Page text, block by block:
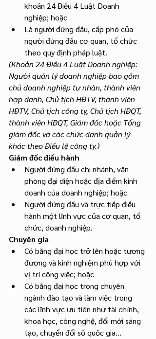
khoản 24 Điều 4 Luật Doanh
nghiệp; hoặc
Là người đứng đầu, cấp phó của
người đứng đầu cơ quan, tổ chức
theo quy định pháp luật.
(Khoản 24 Điều 4 Luật Doanh nghiệp:
Người quản lý doanh nghiệp bao gồm
chủ doanh nghiệp tư nhân, thành viên
hợp danh, Chủ tịch HĐTV, thành viên
HĐTV, Chủ tịch công ty, Chủ tịch HĐQT,
thành viên HĐQT, Giám đốc hoặc Tổng
giám đốc và các chức danh quản lý
khác theo Điều lệ công ty.)
Giám đốc điều hành
Người đứng đầu chi nhánh, văn
phòng đại diện hoặc địa điểm kinh
doanh của doanh nghiệp; hoặc
Người đứng đầu và trực tiếp điều
hành một lĩnh vực của cơ quan, tổ
chức, doanh nghiệp.
Chuyên gia
Có bằng đại học trở lên hoặc tương
đương và kinh nghiệm phù hợp với
vị trí công việc; hoặc
Có bằng đại học trong chuyên
ngành đào tạo và làm việc trong
các lĩnh vực ưu tiên như tài chính,
khoa học, công nghệ, đổi mới sáng
tạo, chuyển đổi số quốc gia…